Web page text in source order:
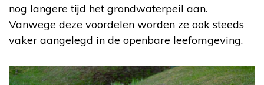
nog langere tijd het grondwaterpeil aan.
Vanwege deze voordelen worden ze ook steeds
vaker aangelegd in de openbare leefomgeving.